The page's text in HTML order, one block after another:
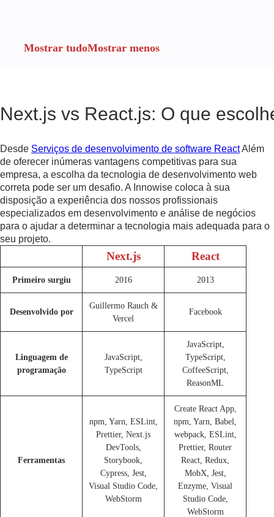
Mostrar tudoMostrar menos
Next.js vs React.js: O que
Desde Serviços de desenvolvimento de software ReactAlém
de oferecer inúmeras vantagens competitivas para sua
empresa, a escolha da tecnologia de desenvolvimento web
correta pode ser um desafio. A Innowise coloca à sua
disposição a experiência dos nossos profissionais
especializados em desenvolvimento e análise de negócios
para o ajudar a determinar a tecnologia mais adequada para o
seu projeto.
Next.js React
Primeiro surgiu 2016 2013
Desenvolvido por
Guillermo Rauch &
Vercel
Facebook
Linguagem de
programação
JavaScript,
TypeScript
JavaScript,
TypeScript,
CoffeeScript,
ReasonML
Ferramentas
npm, Yarn, ESLint,
Prettier, Next.js
DevTools,
Storybook,
Cypress, Jest,
Visual Studio Code,
WebStorm
Create React App,
npm, Yarn, Babel,
webpack, ESLint,
Prettier, Router
React, Redux,
MobX, Jest,
Enzyme, Visual
Studio Code,
WebStorm